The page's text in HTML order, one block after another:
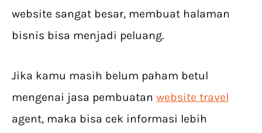
website sangat besar, membuat halaman
bisnis bisa menjadi peluang.
Jika kamu masih belum paham betul
mengenai jasa pembuatan website travel
agent, maka bisa cek informasi lebih